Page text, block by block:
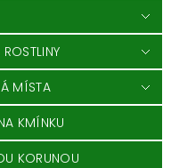
MÍSTA
KMÍNKU
KORUNOU